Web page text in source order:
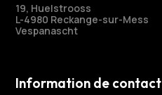
19, Huelstrooss
L-4980 Reckange-sur-Mess
Vespanascht
Information de contact